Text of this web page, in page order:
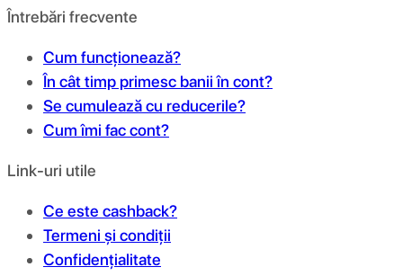
Întrebări frecvente
Cum funcționează?
În cât timp primesc banii în cont?
Se cumulează cu reducerile?
Cum îmi fac cont?
Link-uri utile
Ce este cashback?
Termeni și condiții
Confidențialitate